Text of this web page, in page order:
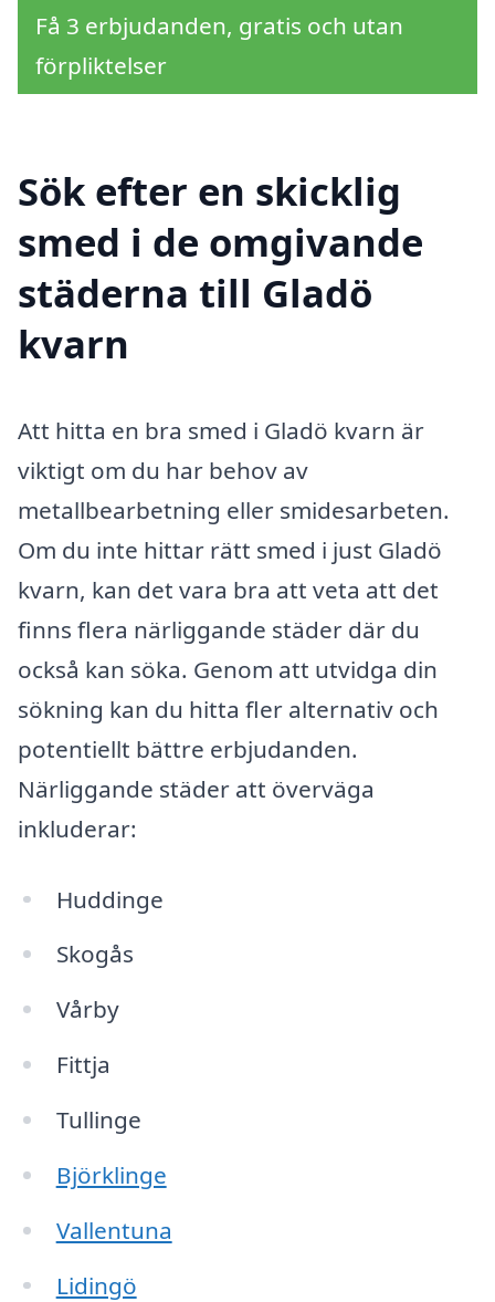
Få 3 erbjudanden, gratis och utan
förpliktelser
Sök efter en skicklig
smed i de omgivande
städerna till Gladö
kvarn
Att hitta en bra smed i Gladö kvarn är
viktigt om du har behov av
metallbearbetning eller smidesarbeten.
Om du inte hittar rätt smed i just Gladö
kvarn, kan det vara bra att veta att det
finns flera närliggande städer där du
också kan söka. Genom att utvidga din
sökning kan du hitta fler alternativ och
potentiellt bättre erbjudanden.
Närliggande städer att överväga
inkluderar:
Huddinge
Skogås
Vårby
Fittja
Tullinge
Björklinge
Vallentuna
Lidingö